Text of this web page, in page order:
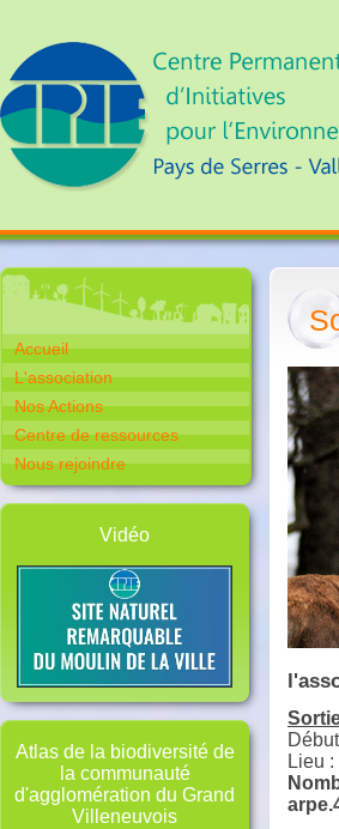
Accueil
L'association
Nos Actions
Centre de ressources
Nous rejoindre
Vidéo
Atlas de la biodiversité de
la communauté
d'agglomération du Grand
Villeneuvois
Lieu